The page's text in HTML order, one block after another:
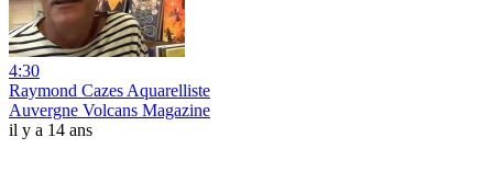
4:30
Raymond Cazes Aquarelliste
Auvergne Volcans Magazine
il y a 14 ans